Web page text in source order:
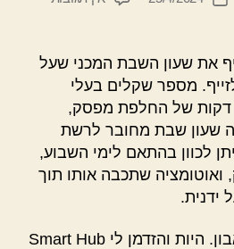
חכמהאת שעון השבת המכני שעל
מספר שקלים בעלי
של החלפת מפסק,
שעון שבת מחובר לרשת
לכוון בהתאם לימי השבוע,
ואוטומציה שתכבה אותו תוך
ידנית.
עם ההצלחה, בא התיאבון. היות והזדמן לי Smart Hub